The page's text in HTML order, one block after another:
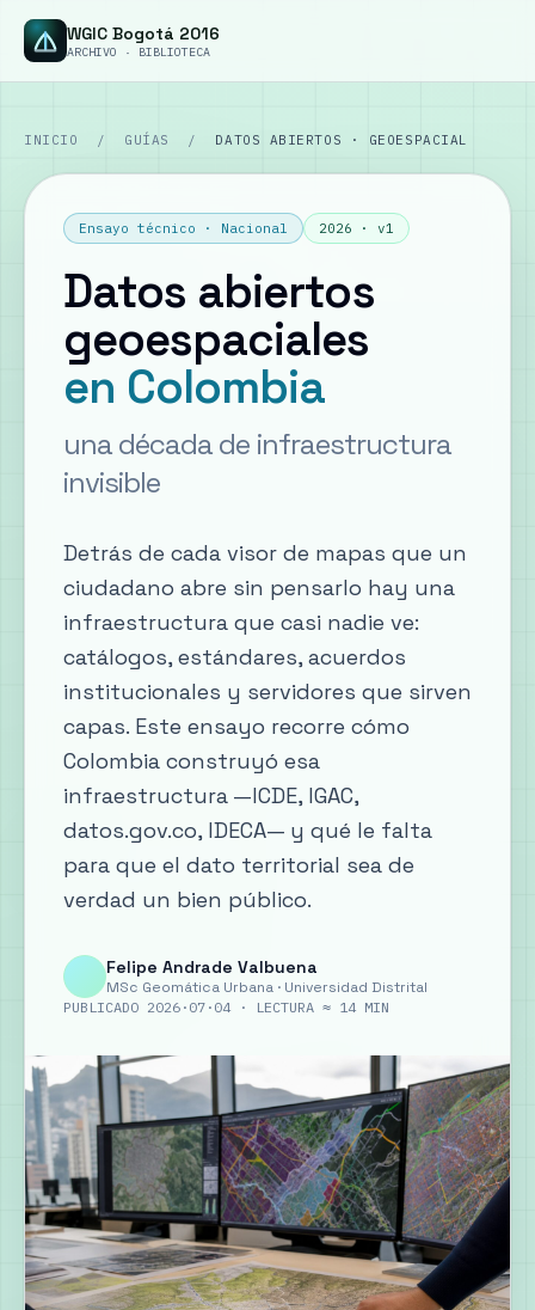
WGIC Bogotá 2016
ARCHIVO · BIBLIOTECA
INICIO / GUÍAS / DATOS ABIERTOS · GEOESPACIAL
Ensayo técnico · Nacional 2026 · v1
Datos abiertos
geoespaciales
en Colombia
una década de infraestructura
invisible
Detrás de cada visor de mapas que un
ciudadano abre sin pensarlo hay una
infraestructura que casi nadie ve:
catálogos, estándares, acuerdos
institucionales y servidores que sirven
capas. Este ensayo recorre cómo
Colombia construyó esa
infraestructura —ICDE, IGAC,
datos.gov.co, IDECA— y qué le falta
para que el dato territorial sea de
verdad un bien público.
Felipe Andrade Valbuena
MSc Geomática Urbana · Universidad Distrital
PUBLICADO 2026·07·04 · LECTURA ≈ 14 MIN